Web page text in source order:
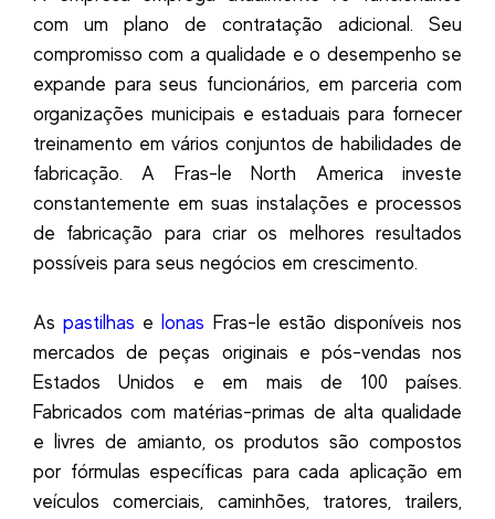
com um plano de contratação adicional. Seu
compromisso com a qualidade e o desempenho se
expande para seus funcionários, em parceria com
organizações municipais e estaduais para fornecer
treinamento em vários conjuntos de habilidades de
fabricação. A Fras-le North America investe
constantemente em suas instalações e processos
de fabricação para criar os melhores resultados
possíveis para seus negócios em crescimento.
Aspastilhas e lonas Fras-le estão disponíveis nos
mercados de peças originais e pós-vendas nos
Estados Unidos e em mais de 100 países.
Fabricados com matérias-primas de alta qualidade
e livres de amianto, os produtos são compostos
por fórmulas específicas para cada aplicação em
veículos comerciais, caminhões, tratores, trailers,